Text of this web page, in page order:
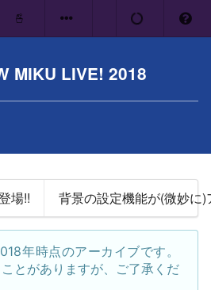
MIKU LIVE! 2018
場!! 背景の設定機能が(微妙に
年時点のアーカイブです。
とがありますが、ご了承くだ